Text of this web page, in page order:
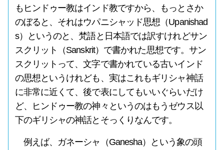
もヒンドゥー教はインド教ですから、もっとさか
のぼると、それはウパニシャッド思想（Upanishad
s）というのと、梵語と日本語では訳すけれどサン
スクリット（Sanskrit）で書かれた思想です。サン
スクリットって、文字で書かれている古いインド
の思想というけれども、実はこれもギリシャ神話
に非常に近くて、後で表にしてもいいぐらいだけ
ど、ヒンドゥー教の神々というのはもうゼウス以
下のギリシャの神話とそっくりなんです。
例えば、ガネーシャ（Ganesha）という象の頭